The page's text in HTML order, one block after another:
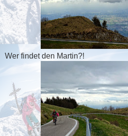
Wer findet den Martin?!